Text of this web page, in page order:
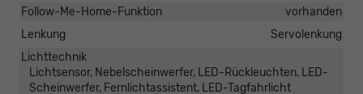
Follow-Me-Home-Funktion
vorhanden
Lenkung
Servolenkung
Lichttechnik
Lichtsensor, Nebelscheinwerfer, LED-Rückleuchten, LED-
Scheinwerfer, Fernlichtassistent, LED-Tagfahrlicht